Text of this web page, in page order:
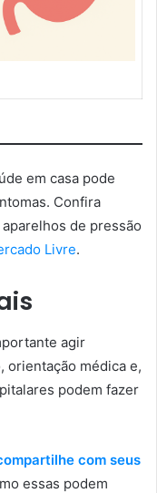
em casa pode
Confira
de pressão
Livre.
agir
orientação médica e,
podem fazer
com seus
essas podem